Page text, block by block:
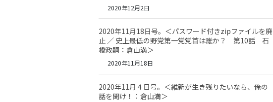
2020年12月2日
2020年11月18日号。＜パスワード付きzipファイルを廃
止 ／ 史上最低の野党第一党党首は誰か？ 第10話 石
橋政嗣：倉山満＞
2020年11月18日
2020年11月４日号。＜維新が生き残りたいなら、俺の
話を聞け！：倉山満＞